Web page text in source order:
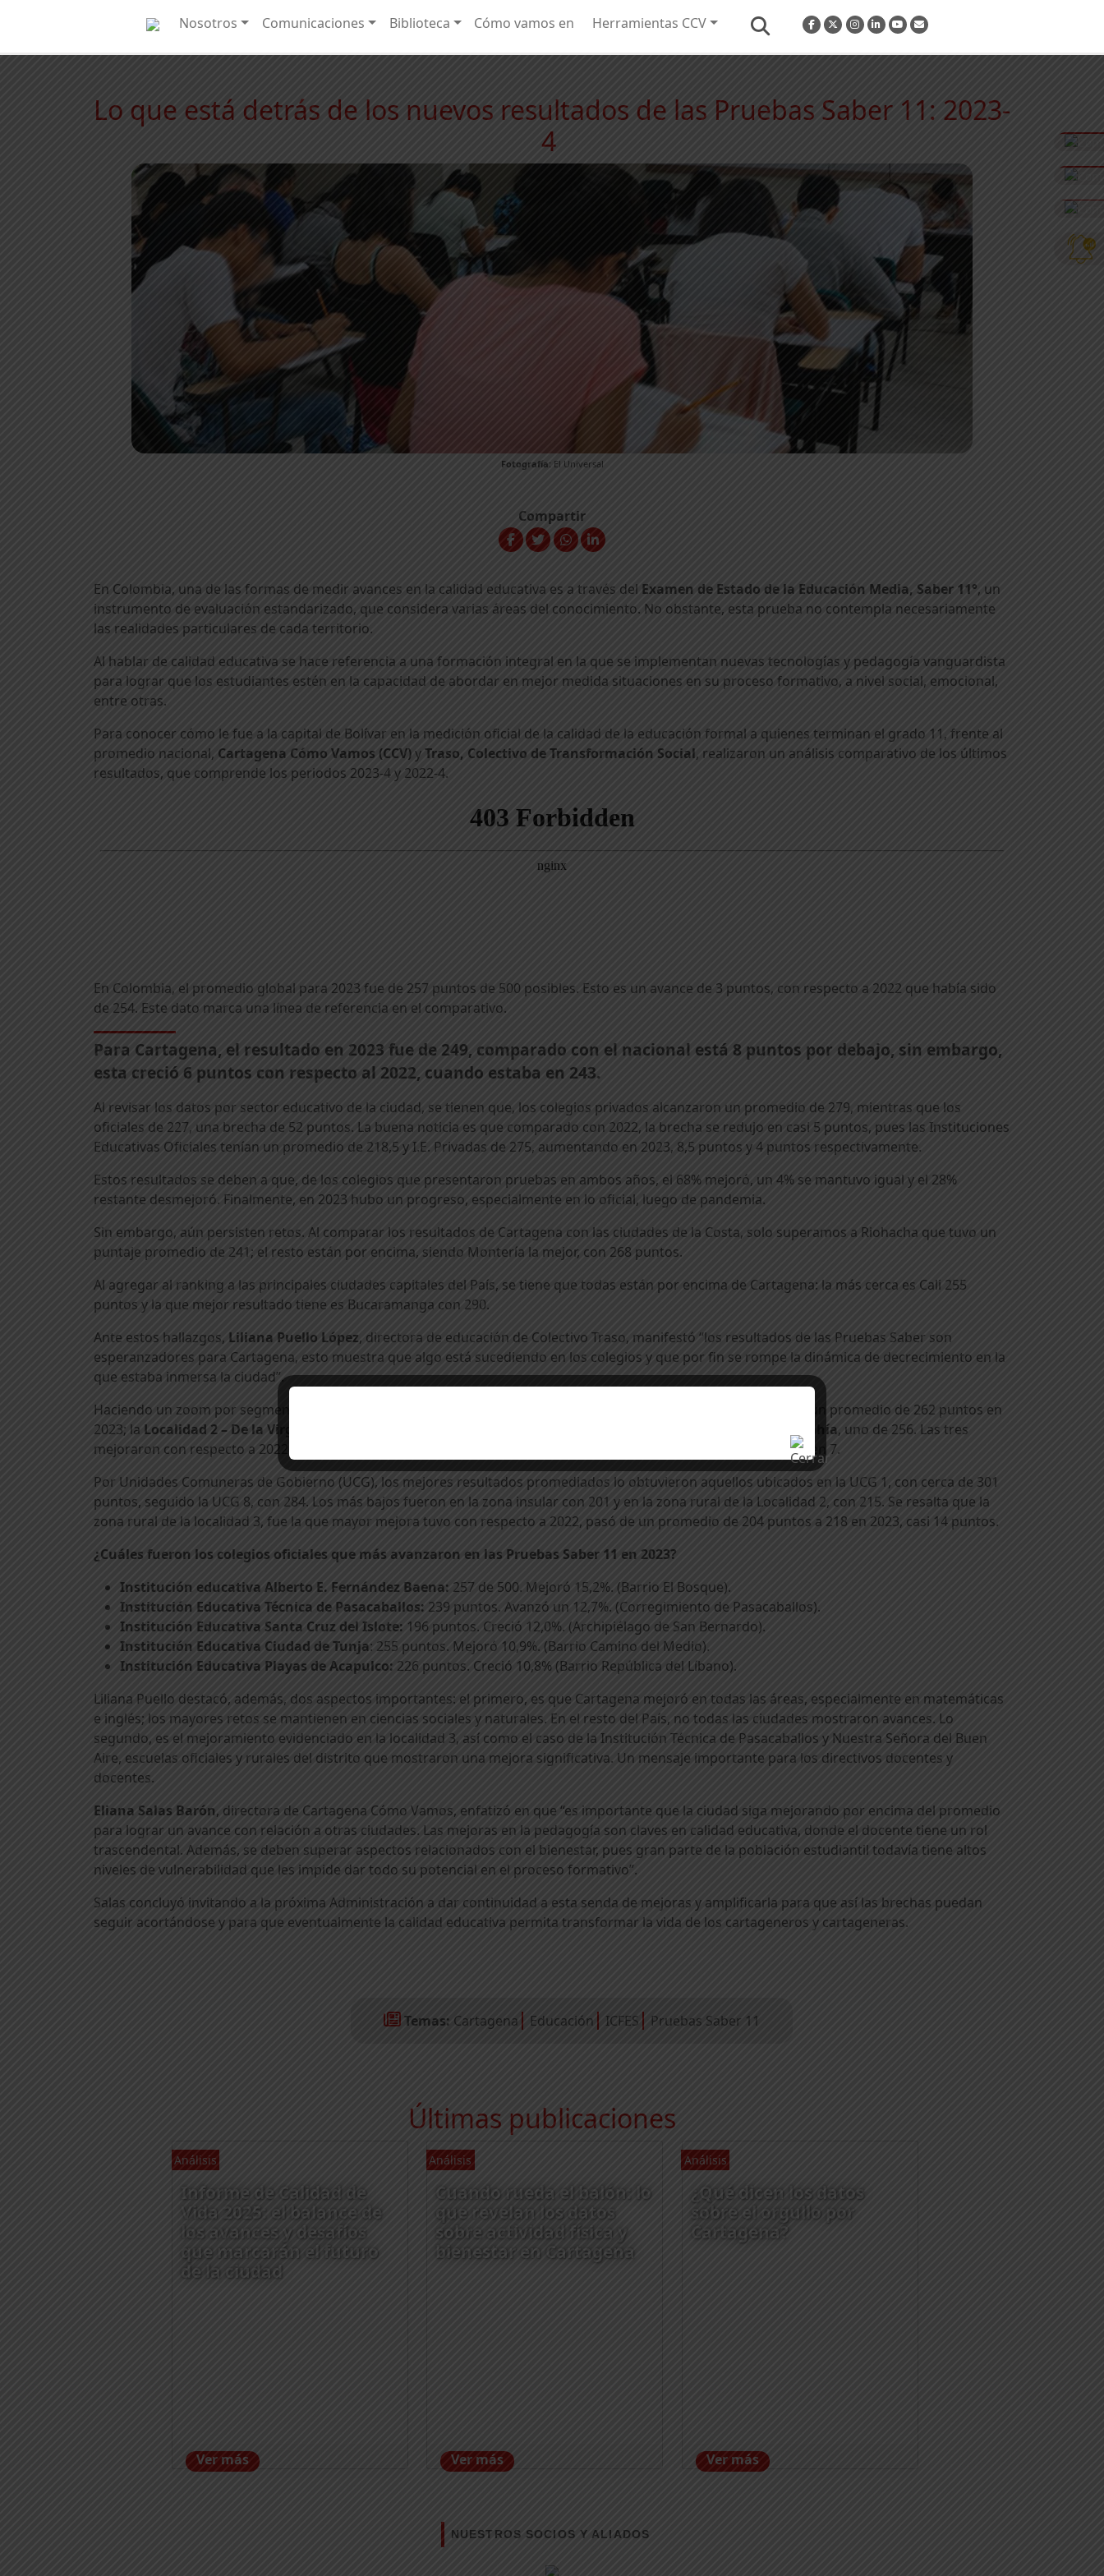
Nosotros Comunicaciones Biblioteca Cómo vamos en Herramientas CCV
Lo que está detrás de los nuevos resultados de las Pruebas Saber 11: 2023-
4
Fotografía:El Universal
Compartir
En Colombia, una de las formas de medir avances en la calidad educativa es a través del Examen de Estado de la Educación Media, Saber 11°, un
instrumento de evaluación estandarizado, que considera varias áreas del conocimiento. No obstante, esta prueba no contempla necesariamente
las realidades particulares de cada territorio.
Al hablar de calidad educativa se hace referencia a una formación integral en la que se implementan nuevas tecnologías y pedagogía vanguardista
para lograr que los estudiantes estén en la capacidad de abordar en mejor medida situaciones en su proceso formativo, a nivel social, emocional,
entre otras.
Para conocer cómo le fue a la capital de Bolívar en la medición oficial de la calidad de la educación formal a quienes terminan el grado 11, frente al
promedio nacional, Cartagena Cómo Vamos (CCV)yTraso, Colectivo de Transformación Social, realizaron un análisis comparativo de los últimos
resultados, que comprende los periodos 2023-4 y 2022-4.
En Colombia, el promedio global para 2023 fue de 257 puntos de 500 posibles. Esto es un avance de 3 puntos, con respecto a 2022 que había sido
de 254. Este dato marca una línea de referencia en el comparativo.
Para Cartagena, el resultado en 2023 fue de 249, comparado con el nacional está 8 puntos por debajo, sin embargo,
esta creció 6 puntos con respecto al 2022, cuando estaba en 243.
Al revisar los datos por sector educativo de la ciudad, se tienen que, los colegios privados alcanzaron un promedio de 279, mientras que los
oficiales de 227, una brecha de 52 puntos. La buena noticia es que comparado con 2022, la brecha se redujo en casi 5 puntos, pues las Instituciones
Educativas Oficiales tenían un promedio de 218,5 y I.E. Privadas de 275, aumentando en 2023, 8,5 puntos y 4 puntos respectivamente.
Estos resultados se deben a que, de los colegios que presentaron pruebas en ambos años, el 68% mejoró, un 4% se mantuvo igual y el 28%
restante desmejoró. Finalmente, en 2023 hubo un progreso, especialmente en lo oficial, luego de pandemia.
Sin embargo, aún persisten retos. Al comparar los resultados de Cartagena con las ciudades de la Costa, solo superamos a Riohacha que tuvo un
puntaje promedio de 241; el resto están por encima, siendo Montería la mejor, con 268 puntos.
Al agregar al ranking a las principales ciudades capitales del País, se tiene que todas están por encima de Cartagena: la más cerca es Cali 255
puntos y la que mejor resultado tiene es Bucaramanga con 290.
Ante estos hallazgos, Liliana Puello López, directora de educación de Colectivo Traso, manifestó “los resultados de las Pruebas Saber son
esperanzadores para Cartagena, esto muestra que algo está sucediendo en los colegios y que por fin se rompe la dinámica de decrecimiento en la
que estaba inmersa la ciudad”.
Haciendo un zoom por segmentos geográficos, se observa que la
, tuvo un promedio de 262 puntos en
2023; la Localidad 2 – De la Virgen y Turística la Localidad 3 – Industrial y de la Bahía, uno de 256. Las tres
mejoraron con respecto a 2022, la Localidad 1, mejoró 6 puntos; la Localidad 2, avanzó en 3 puntos y la Localidad 3, en 7.
Por Unidades Comuneras de Gobierno (UCG), los mejores resultados promediados lo obtuvieron aquellos ubicados en la UCG 1, con cerca de 301
puntos, seguido la UCG 8, con 284. Los más bajos fueron en la zona insular con 201 y en la zona rural de la Localidad 2, con 215. Se resalta que la
zona rural de la localidad 3, fue la que mayor mejora tuvo con respecto a 2022, pasó de un promedio de 204 puntos a 218 en 2023, casi 14 puntos.
¿Cuáles fueron los colegios oficiales que más avanzaron en las Pruebas Saber 11 en 2023?
Institución educativa Alberto E. Fernández Baena: 257 de 500. Mejoró 15,2%. (Barrio El Bosque).
Institución Educativa Técnica de Pasacaballos: 239 puntos. Avanzó un 12,7%. (Corregimiento de Pasacaballos).
Institución Educativa Santa Cruz del Islote: 196 puntos. Creció 12,0%. (Archipiélago de San Bernardo).
Institución Educativa Ciudad de Tunja: 255 puntos. Mejoró 10,9%. (Barrio Camino del Medio).
Institución Educativa Playas de Acapulco: 226 puntos. Creció 10,8% (Barrio República del Líbano).
Liliana Puello destacó, además, dos aspectos importantes: el primero, es que Cartagena mejoró en todas las áreas, especialmente en matemáticas
e inglés; los mayores retos se mantienen en ciencias sociales y naturales. En el resto del País, no todas las ciudades mostraron avances. Lo
segundo, es el mejoramiento evidenciado en la localidad 3, así como el caso de la Institución Técnica de Pasacaballos y Nuestra Señora del Buen
Aire, escuelas oficiales y rurales del distrito que mostraron una mejora significativa. Un mensaje importante para los directivos docentes y
docentes.
Eliana Salas Barón, directora de Cartagena Cómo Vamos, enfatizó en que “es importante que la ciudad siga mejorando por encima del promedio
para lograr un avance con relación a otras ciudades. Las mejoras en la pedagogía son claves en calidad educativa, donde el docente tiene un rol
trascendental. Además, se deben superar aspectos relacionados con el bienestar, pues gran parte de la población estudiantil todavía tiene altos
niveles de vulnerabilidad que les impide dar todo su potencial en el proceso formativo”.
Salas concluyó invitando a la próxima Administración a dar continuidad a esta senda de mejoras y amplificarla para que así las brechas puedan
seguir acortándose y para que eventualmente la calidad educativa permita transformar la vida de los cartageneros y cartageneras.
Temas: Cartagena Educación ICFES Pruebas Saber 11
Últimas publicaciones
Análisis
Informe de Calidad de
Vida 2025: el balance de
los avances y desafíos
que marcarán el futuro
de la ciudad
Ver más
Análisis
Cuando rueda el balón: lo
que revelan los datos
sobre actividad física y
bienestar en Cartagena
Ver más
Análisis
¿Qué dicen los datos
sobre el orgullo por
Cartagena?
Ver más
NUESTROS SOCIOS Y ALIADOS